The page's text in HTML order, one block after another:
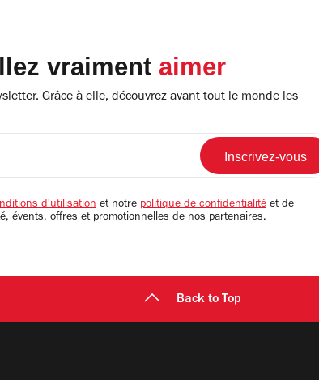
vraiment aimer
Grâce à elle, découvrez avant tout le monde les
d'utilisation et notre politique de confidentialité et de
évents, offres et promotionnelles de nos partenaires.
Back to Top